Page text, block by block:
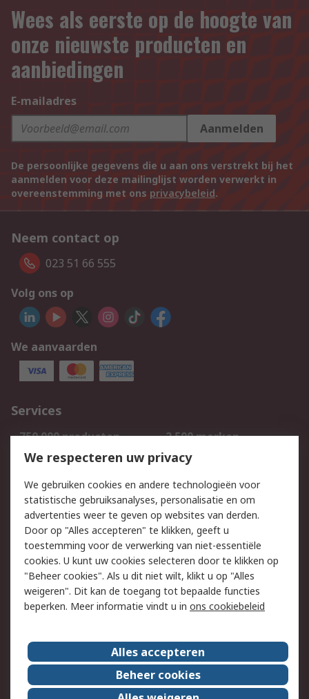
Wees als eerste op de hoogte van
onze nieuwste producten en
aanbiedingen
E-mailadres
Aanmelden
De persoonlijke gegevens die u aan ons verstrekt bij het
aanmelden voor deze mailinglijst worden verwerkt in
overeenstemming met ons privacybeleid.
Neem contact op
023 51 66 555
Volg ons op
We aanvaarden
Services
750.000 producten
2.500 merken
Bestellen
Inkoopoplossingen
Track & Trace
Wettelijk
Cookiebeleid
Email veiligheid
Privacybeleid
Websitevoorwaarden
Algemene
verkoopvoorwaarden
Over RS
RS Group
Over ons
RS wereldwijd
Werken bij RS
We respecteren uw privacy
We gebruiken cookies en andere technologieën voor
statistische gebruiksanalyses, personalisatie en om
advertenties weer te geven op websites van derden.
Door op "Alles accepteren" te klikken, geeft u
toestemming voor de verwerking van niet-essentiële
cookies. U kunt uw cookies selecteren door te klikken op
"Beheer cookies". Als u dit niet wilt, klikt u op "Alles
weigeren". Dit kan de toegang tot bepaalde functies
beperken. Meer informatie vindt u in ons cookiebeleid
Alles accepteren
Beheer cookies